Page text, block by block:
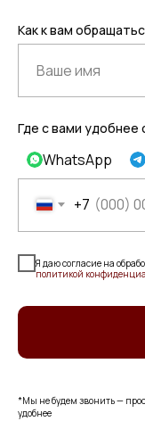
Как к вам
Где с вами удобнее
WhatsApp
+7
Я даю согласие на
политикой
*Мы не будем звонить —
удобнее